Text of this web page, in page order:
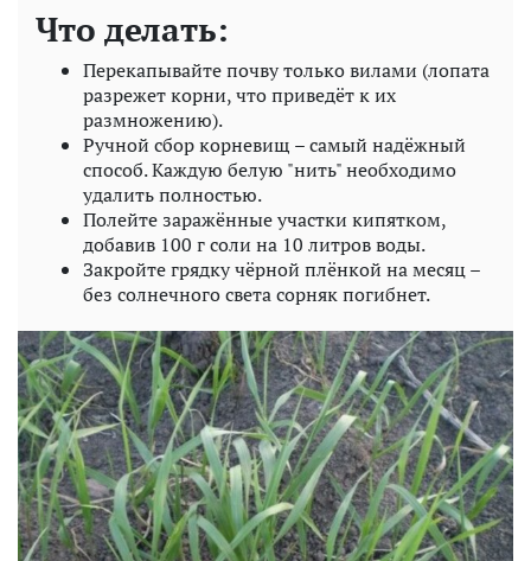
Что делать:
Перекапывайте почву только вилами (лопата
разрежет корни, что приведёт к их
размножению).
Ручной сбор корневищ – самый надёжный
способ. Каждую белую "нить" необходимо
удалить полностью.
Полейте заражённые участки кипятком,
добавив 100 г соли на 10 литров воды.
Закройте грядку чёрной плёнкой на месяц –
без солнечного света сорняк погибнет.